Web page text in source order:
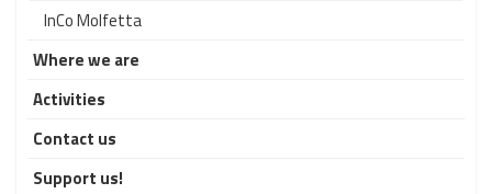
InCo Molfetta
Where we are
Activities
Contact us
Support us!